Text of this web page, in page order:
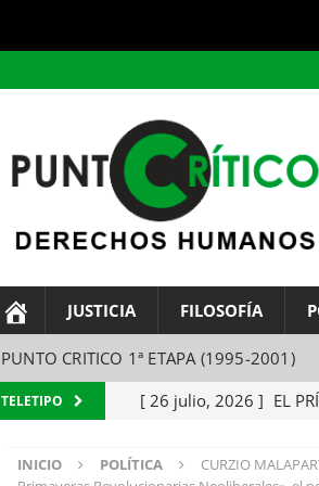
JUSTICIA FILOSOFÍA
PUNTO CRITICO 1ª ETAPA (1995-2001)
TELETIPO [ 26 julio, 2026 ] EL
[ 25 julio, 2026 ] EL
INICIO POLÍTICA
CURZIO